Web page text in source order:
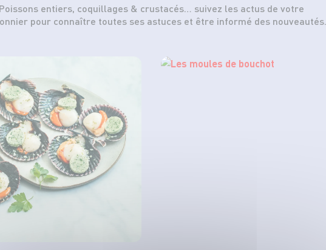
Poissons entiers, coquillages & crustacés… suivez les actus de votre
pour connaître toutes ses astuces et être informé des nouveautés.